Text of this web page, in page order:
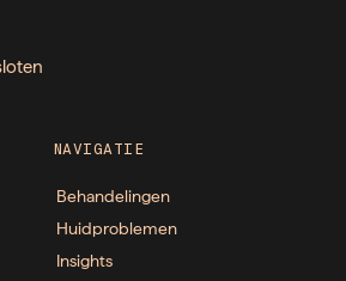
NAVIGATIE
Behandelingen
Huidproblemen
Insights